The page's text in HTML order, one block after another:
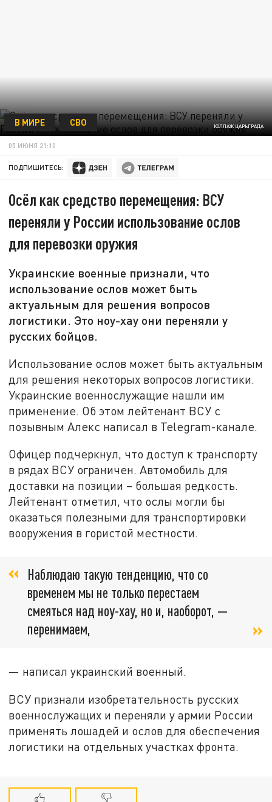
КОЛЛАЖ ЦАРЬГРАДА
В МИРЕ СВО
05 ИЮНЯ 21:10
ПОДПИШИТЕСЬ:
Осёл как средство перемещения: ВСУ
переняли у России использование ослов
для перевозки оружия
Украинские военные признали, что
использование ослов может быть
актуальным для решения вопросов
логистики. Это ноу-хау они переняли у
русских бойцов.
Использование ослов может быть актуальным
для решения некоторых вопросов логистики.
Украинские военнослужащие нашли им
применение. Об этом лейтенант ВСУ с
позывным Алекс написал в Telegram-канале.
Офицер подчеркнул, что доступ к транспорту
в рядах ВСУ ограничен. Автомобиль для
доставки на позиции – большая редкость.
Лейтенант отметил, что ослы могли бы
оказаться полезными для транспортировки
вооружения в гористой местности.
Наблюдаю такую ​​тенденцию, что со
временем мы не только перестаем
смеяться над ноу-хау, но и, наоборот, —
перенимаем,
— написал украинский военный.
ВСУ признали изобретательность русских
военнослужащих и переняли у армии России
применять лошадей и ослов для обеспечения
логистики на отдельных участках фронта.